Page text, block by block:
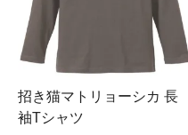
招き猫マトリョーシカ 長
袖Tシャツ